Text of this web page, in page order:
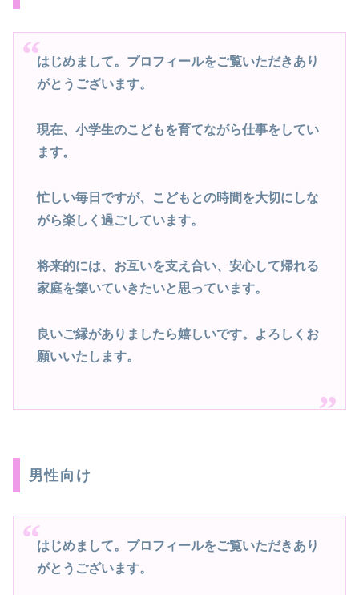
はじめまして。プロフィールをご覧いただきあり
がとうございます。
現在、小学生のこどもを育てながら仕事をしてい
ます。
忙しい毎日ですが、こどもとの時間を大切にしな
がら楽しく過ごしています。
将来的には、お互いを支え合い、安心して帰れる
家庭を築いていきたいと思っています。
良いご縁がありましたら嬉しいです。よろしくお
願いいたします。
男性向け
はじめまして。プロフィールをご覧いただきあり
がとうございます。